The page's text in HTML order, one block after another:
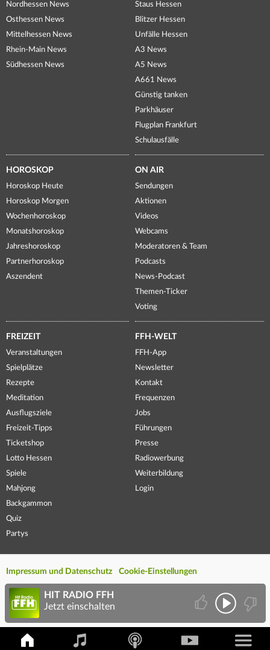
Nordhessen News
Osthessen News
Mittelhessen News
Rhein-Main News
Südhessen News
Staus Hessen
Blitzer Hessen
Unfälle Hessen
A3 News
A5 News
A661 News
Günstig tanken
Parkhäuser
Flugplan Frankfurt
Schulausfälle
HOROSKOP
Horoskop Heute
Horoskop Morgen
Wochenhoroskop
Monatshoroskop
Jahreshoroskop
Partnerhoroskop
Aszendent
ON AIR
Sendungen
Aktionen
Videos
Webcams
Moderatoren & Team
Podcasts
News-Podcast
Themen-Ticker
Voting
FREIZEIT
Veranstaltungen
Spielplätze
Rezepte
Meditation
Ausflugsziele
Freizeit-Tipps
Ticketshop
Lotto Hessen
Spiele
Mahjong
Backgammon
Quiz
Partys
FFH-WELT
FFH-App
Newsletter
Kontakt
Frequenzen
Jobs
Führungen
Presse
Radiowerbung
Weiterbildung
Login
Impressum und Datenschutz Cookie-Einstellungen
HIT RADIO FFH
Jetzt einschalten